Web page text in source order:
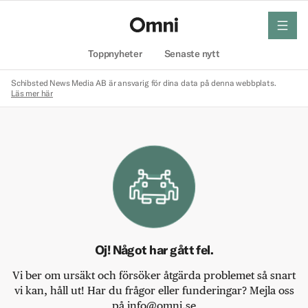
Toppnyheter Senaste nytt
meny
Schibsted News Media AB är ansvarig för dina data på denna webbplats.
Läs mer här
Oj! Något har gått fel.
Vi ber om ursäkt och försöker åtgärda problemet så snart
vi kan, håll ut! Har du frågor eller funderingar? Mejla oss